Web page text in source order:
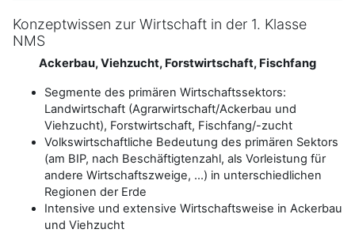
Konzeptwissen zur Wirtschaft in der 1. Klasse
NMS
Ackerbau, Viehzucht, Forstwirtschaft, Fischfang
Segmente des primären Wirtschaftssektors:
Landwirtschaft (Agrarwirtschaft/Ackerbau und
Viehzucht), Forstwirtschaft, Fischfang/-zucht
Volkswirtschaftliche Bedeutung des primären Sektors
(am BIP, nach Beschäftigtenzahl, als Vorleistung für
andere Wirtschaftszweige, ...) in unterschiedlichen
Regionen der Erde
Intensive und extensive Wirtschaftsweise in Ackerbau
und Viehzucht